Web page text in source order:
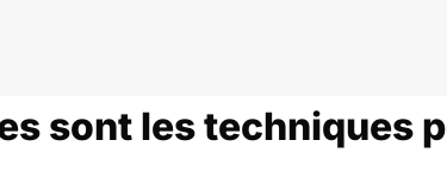
sont les techniques